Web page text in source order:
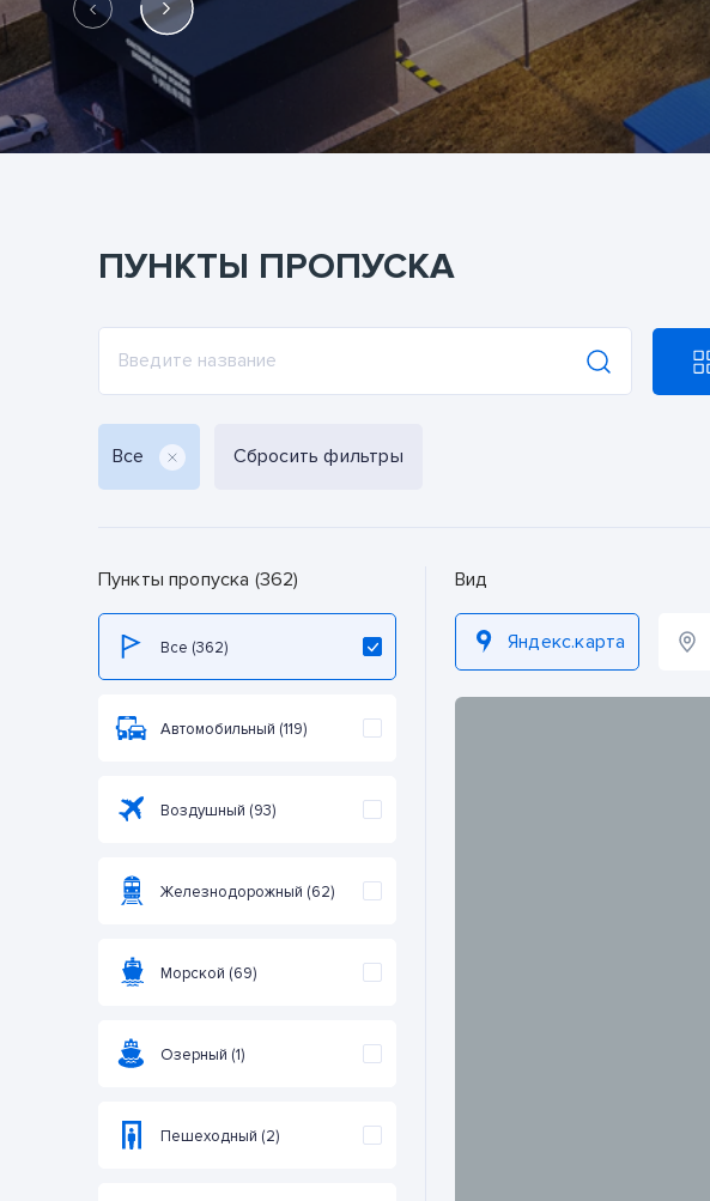
ПУНКТЫ ПРОПУСКА
Все Сбросить фильтры
Пункты пропуска (362)
Все (362)
Автомобильный (119)
Воздушный (93)
Железнодорожный (62)
Морской (69)
Озерный (1)
Пешеходный (2)
Вид
Яндекс.карта